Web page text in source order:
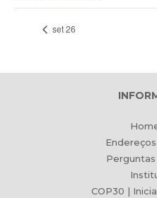
set 26
COP30 |